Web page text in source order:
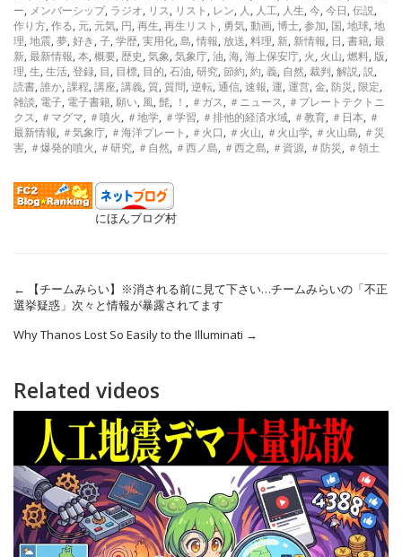
ー, メンバーシップ, ラジオ, リス, リスト , レン, 人, 人工, 人生, 今, 今日, 伝説,
作り方, 作る, 元, 元気, 円, 再生, 再生リスト , 勇気, 動画, 博士, 参加, 国, 地球, 地
理, 地震, 夢, 好き, 子, 学歴, 実用化, 島, 情報, 放送, 料理, 新, 新情報, 日, 書籍, 最
新, 最新情報, 本, 概要, 歴史, 気象, 気象庁, 油, 海, 海上保安庁, 火, 火山, 燃料, 版,
理, 生, 生活, 登録, 目, 目標, 目的, 石油, 研究, 節約, 約, 義, 自然, 裁判, 解説, 説,
読書, 誰か, 課程, 講座, 講義, 質, 質問, 逆転, 通信, 速報, 運, 運営, 金, 防災, 限定,
雑談, 電子, 電子書籍, 願い, 風, 髭, ！ , ＃ガス, ＃ニュース, ＃プレートテクトニ
クス, ＃マグマ, ＃噴火, ＃地学, ＃学習, ＃排他的経済水域, ＃教育, ＃日本, ＃
最新情報, ＃気象庁, ＃海洋プレート , ＃火口, ＃火山, ＃火山学, ＃火山島, ＃災
害, ＃爆発的噴火, ＃研究, ＃自然, ＃西ノ島, ＃西之島, ＃資源, ＃防災, ＃領土
にほんブログ村
←
【チームみらい】※消される前に見て下さい…チームみらいの「不正
選挙疑惑」次々と情報が暴露されてます
Why Thanos Lost So Easily to the Illuminati →
Related videos